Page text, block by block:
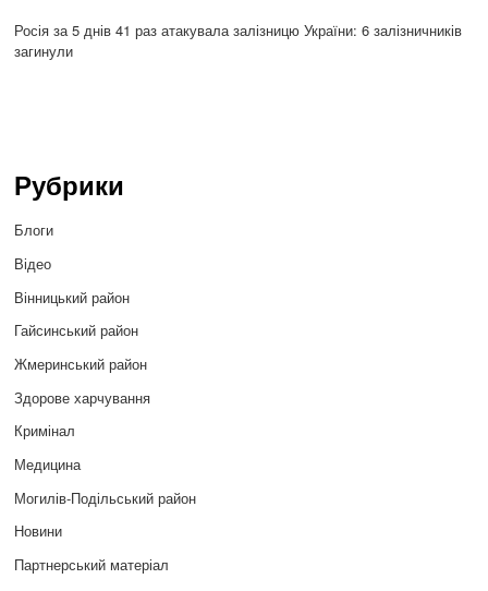
Росія за 5 днів 41 раз атакувала залізницю України: 6 залізничників
загинули
Рубрики
Блоги
Відео
Вінницький район
Гайсинський район
Жмеринський район
Здорове харчування
Кримінал
Медицина
Могилів-Подільський район
Новини
Партнерський матеріал